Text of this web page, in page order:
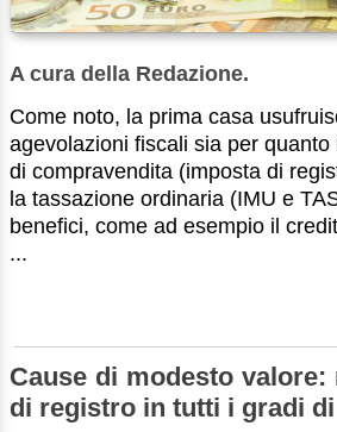
A cura della Redazione.
Come noto, la prima casa
agevolazioni fiscali sia per
di compravendita (imposta di
la tassazione ordinaria (IMU e
benefici, come ad esempio il
...
Cause di modesto
di registro in tutti i gradi